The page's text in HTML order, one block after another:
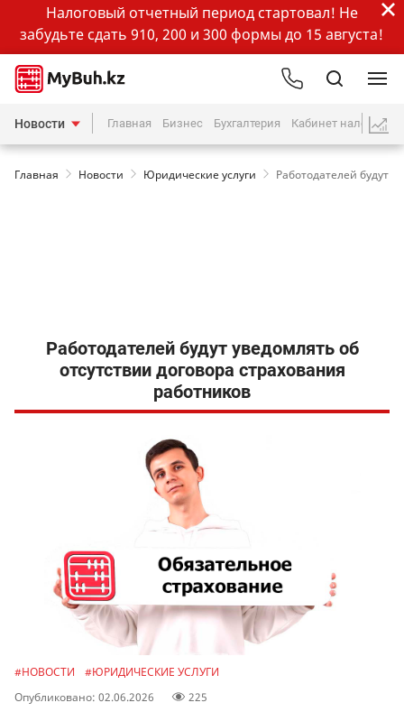
Налоговый отчетный период стартовал! Не
забудьте сдать 910, 200 и 300 формы до 15 августа!
Новости Главная Бизнес Бухгалтерия Кабинет
Главная Новости Юридические услуги Работодателей будут
Работодателей будут уведомлять об
отсутствии договора страхования
работников
#НОВОСТИ
#ЮРИДИЧЕСКИЕ УСЛУГИ
Опубликовано: 02.06.2026
225